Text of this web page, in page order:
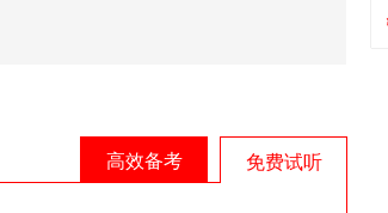
高效备考 免费试听